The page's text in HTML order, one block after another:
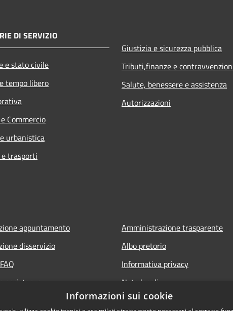
DI SERVIZIO
e stato civile
tempo libero
Commercio
urbanistica
trasporti
Giustizia e sicurezza pubblica
Tributi,finanze e
Salute, benessere e assistenza
Autorizzazioni
appuntamento
disservizio
assistenza
Amministrazione trasparente
Albo pretorio
Informativa privacy
Note legali
Dichiarazione di accessibilità
Informazioni sui cookie